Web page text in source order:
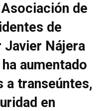
de
de
Nájera
aumentado
a transeúntes,
en